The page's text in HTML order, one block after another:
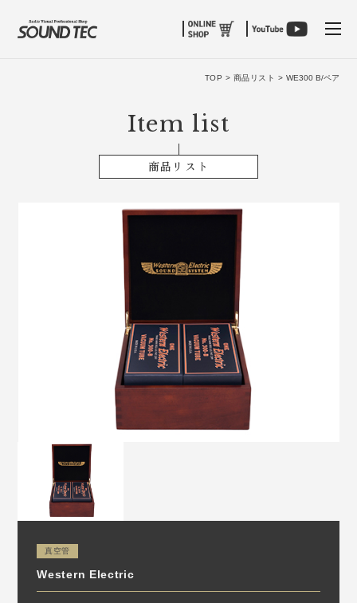
TOP > 商品リスト > WE300 B/ペア
Item list
商品リスト
真空管
Western Electric